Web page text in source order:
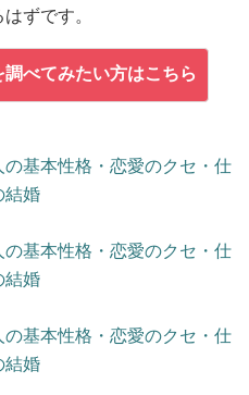
ずです。
べてみたい方はこちら
の基本性格・恋愛のクセ・仕
結婚
の基本性格・恋愛のクセ・仕
結婚
の基本性格・恋愛のクセ・仕
結婚